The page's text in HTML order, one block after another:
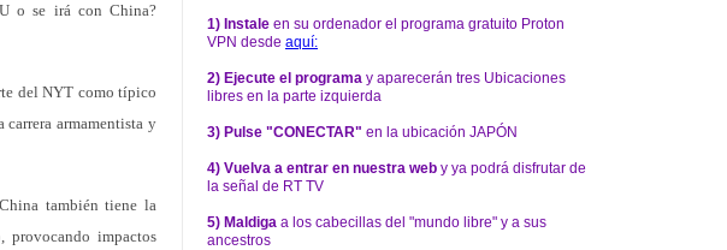
o se irá con China?
del NYT como típico
armamentista y
también tiene la
provocando impactos
1) Instale en su ordenador el programa gratuito Proton
VPN desde aquí:
2) Ejecute el programa y aparecerán tres Ubicaciones
libres en la parte izquierda
3) Pulse "CONECTAR" en la ubicación JAPÓN
4) Vuelva a entrar en nuestra web y ya podrá disfrutar de
la señal de RT TV
5) Maldiga a los cabecillas del "mundo libre" y a sus
ancestros